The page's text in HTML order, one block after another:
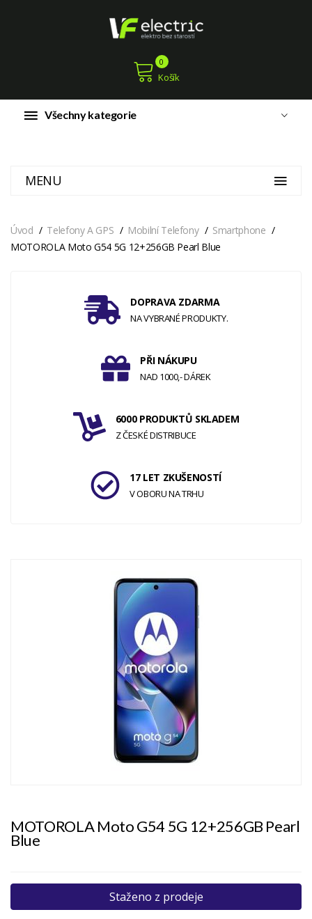
Košík
0
Všechny kategorie
MENU
Úvod Telefony A GPS Mobilní Telefony
Smartphone
MOTOROLA Moto G54 5G 12+256GB Pearl Blue
DOPRAVA ZDARMA
NA VYBRANÉ PRODUKTY.
PŘI NÁKUPU
NAD 1000,- DÁREK
6000 PRODUKTŮ SKLADEM
Z ČESKÉ DISTRIBUCE
17 LET ZKUŠENOSTÍ
V OBORU NA TRHU
MOTOROLA Moto G54 5G 12+256GB Pearl
Blue
Staženo z prodeje